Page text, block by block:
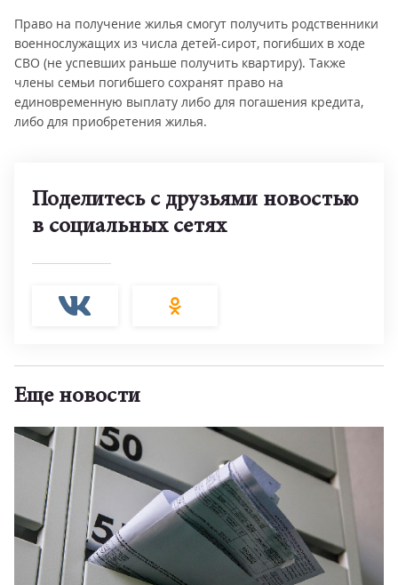
Право на получение жилья смогут получить родственники
военнослужащих из числа детей-сирот, погибших в ходе
СВО (не успевших раньше получить квартиру). Также
члены семьи погибшего сохранят право на
единовременную выплату либо для погашения кредита,
либо для приобретения жилья.
Поделитесь с друзьями новостью
в социальных сетях
Еще новости